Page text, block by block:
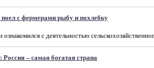
с фермерами рыбу и похлебку
ознакомился с деятельностью
Россия – самая богатая страна